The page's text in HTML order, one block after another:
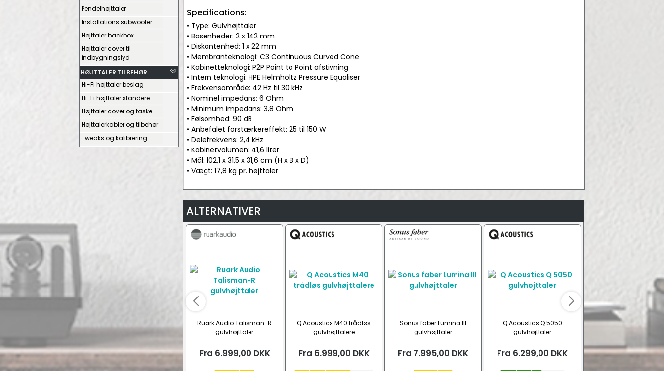
Pendelhøjttaler
Installations subwoofer
Højttaler backbox
Højttaler cover til
indbygningslyd
HØJTTALER TILBEHØR
Hi-Fi højttaler beslag
Hi-Fi højttaler standere
Højttaler cover og taske
Højttalerkabler og tilbehør
Tweaks og kalibrering
Specifications:
• Type: Gulvhøjttaler
• Basenheder: 2 x 142 mm
• Diskantenhed: 1 x 22 mm
• Membranteknologi: C3 Continuous Curved Cone
• Kabinetteknologi: P2P Point to Point afstivning
• Intern teknologi: HPE Helmholtz Pressure Equaliser
• Frekvensområde: 42 Hz til 30 kHz
• Nominel impedans: 6 Ohm
• Minimum impedans: 3,8 Ohm
• Følsomhed: 90 dB
• Anbefalet forstærkereffekt: 25 til 150 W
• Delefrekvens: 2,4 kHz
• Kabinetvolumen: 41,6 liter
• Mål: 102,1 x 31,5 x 31,6 cm (H x B x D)
• Vægt: 17,8 kg pr. højttaler
ALTERNATIVER
Ruark Audio Talisman-R
gulvhøjttaler
Fra 6.999,00 DKK
Q Acoustics M40 trådløs
gulvhøjttalere
Fra 6.999,00 DKK
Sonus faber Lumina III
gulvhøjttaler
Fra 7.995,00 DKK
Q Acoustics Q 5050
gulvhøjttaler
Fra 6.299,00 DKK
Magnat Signature
Fra6.499,00